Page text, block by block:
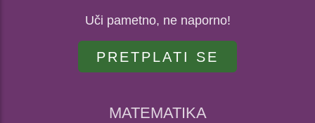
Uči pametno, ne naporno!
PRETPLATI SE
MATEMATIKA